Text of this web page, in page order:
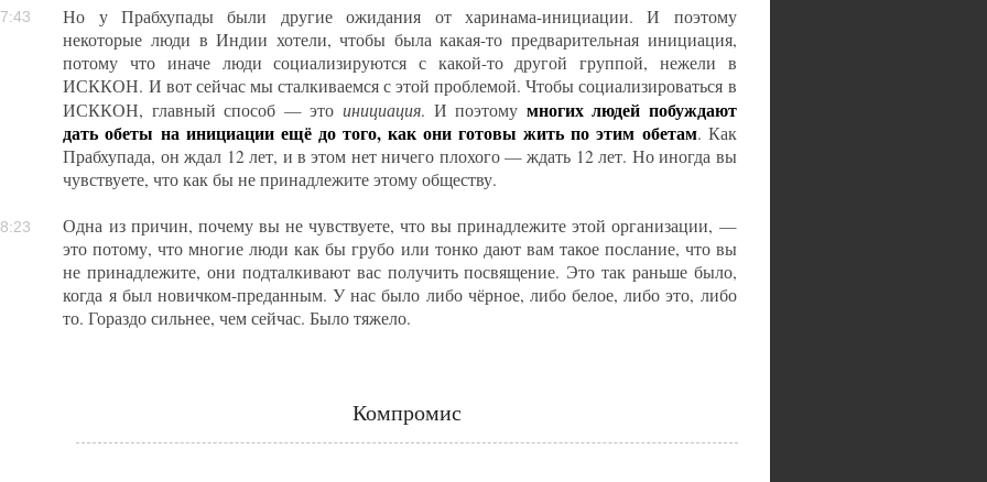
Но у Прабхупады были другие ожидания от харинама-инициации. И поэтому
некоторые люди в Индии хотели, чтобы была какая-то предварительная инициация,
потому что иначе люди социализируются с какой-то другой группой, нежели в
ИСККОН. И вот сейчас мы сталкиваемся с этой проблемой. Чтобы социализироваться в
ИСККОН, главный способ — это инициация. И поэтому многих людей побуждают
дать обеты на инициации ещё до того, как они готовы жить по этим обетам. Как
Прабхупада, он ждал 12 лет, и в этом нет ничего плохого — ждать 12 лет. Но иногда вы
чувствуете, что как бы не принадлежите этому обществу.
Одна из причин, почему вы не чувствуете, что вы принадлежите этой организации, —
это потому, что многие люди как бы грубо или тонко дают вам такое послание, что вы
не принадлежите, они подталкивают вас получить посвящение. Это так раньше было,
когда я был новичком-преданным. У нас было либо чёрное, либо белое, либо это, либо
то. Гораздо сильнее, чем сейчас. Было тяжело.
Компромис